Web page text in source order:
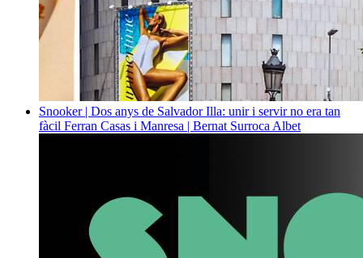
Snooker | Dos anys de Salvador Illa: unir i servir no era tan
fàcil Ferran Casas i Manresa | Bernat Surroca Albet